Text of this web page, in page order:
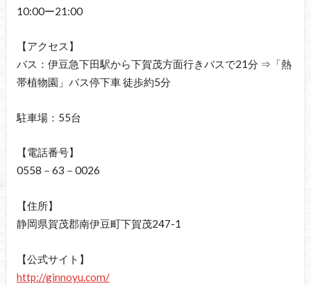
10:00ー21:00
【アクセス】
バス：伊豆急下田駅から下賀茂方面行きバスで21分 ⇒「熱
帯植物園」バス停下車 徒歩約5分
駐車場：55台
【電話番号】
0558－63－0026
【住所】
静岡県賀茂郡南伊豆町下賀茂247-1
【公式サイト】
http://ginnoyu.com/